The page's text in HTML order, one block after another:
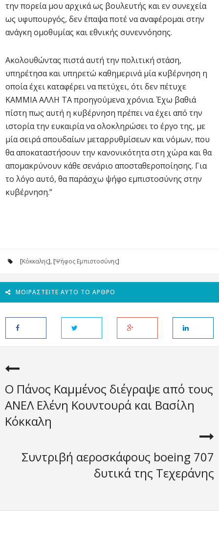
την πορεία μου αρχικά ως βουλευτής και εν συνεχεία
ως υφυπουργός, δεν έπαψα ποτέ να αναφέρομαι στην
ανάγκη ομοθυμίας και εθνικής συνεννόησης.
Ακολουθώντας πιστά αυτή την πολιτική στάση,
υπηρέτησα και υπηρετώ καθημερινά μία κυβέρνηση η
οποία έχει καταφέρει να πετύχει, ότι δεν πέτυχε
ΚΑΜΜΙΑ ΑΛΛΗ ΤΑ προηγούμενα χρόνια. Έχω βαθιά
πίστη πως αυτή η κυβέρνηση πρέπει να έχει από την
ιστορία την ευκαιρία να ολοκληρώσει το έργο της, με
μία σειρά σπουδαίων μεταρρυθμίσεων και νόμων, που
θα αποκαταστήσουν την κανονικότητα στη χώρα και θα
απομακρύνουν κάθε σενάριο αποσταθεροποίησης. Για
το λόγο αυτό, θα παράσχω ψήφο εμπιστοσύνης στην
κυβέρνηση.”
[Κόκκαλης], [Ψήφος Εμπιστοσύνης]
ΜΟΙΡΑΣΤΕΊΤΕ ΑΥΤΌ ΤΟ ΆΡΘΡΟ
Ο Πάνος Καμμένος διέγραψε από τους
ΑΝΕΛ Ελένη Κουντουρά και Βασίλη
Κόκκαλη
Συντριβή αεροσκάφους boeing 707
δυτικά της Τεχεράνης